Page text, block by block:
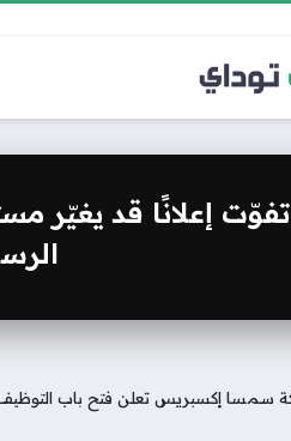
إعلانًا قد يغيّر
سمسا إكسبريس تعلن فتح باب